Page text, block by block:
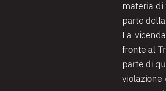
materia di
parte
La
fronte al
parte di
violazione